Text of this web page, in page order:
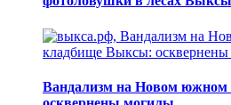
Вандализм на Новом